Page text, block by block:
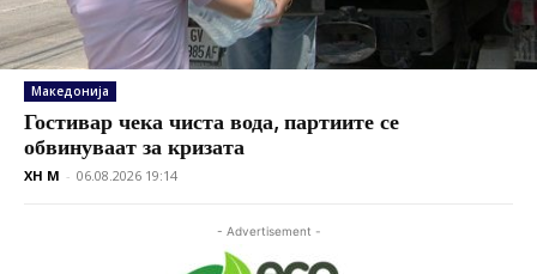
Македонија
Гостивар чека чиста вода, партиите се
обвинуваат за кризата
XH M - 06.08.2026 19:14
- Advertisement -